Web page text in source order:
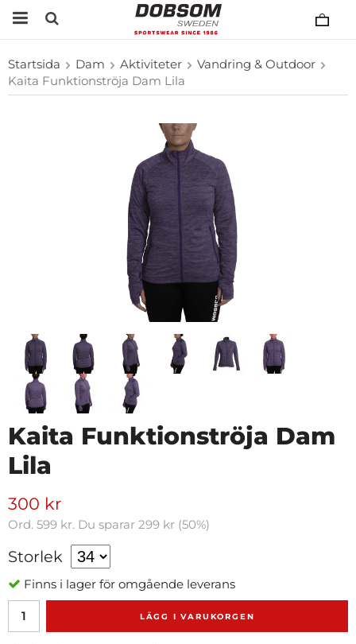
Startsida Dam Aktiviteter
Vandring & Outdoor
Kaita Funktionströja Dam Lila
Kaita Funktionströja Dam
Lila
300 kr
Ord. 599 kr. Du sparar 299 kr (50%)
Storlek
Finns i lager för omgående leverans
LÄGG I VARUKORGEN